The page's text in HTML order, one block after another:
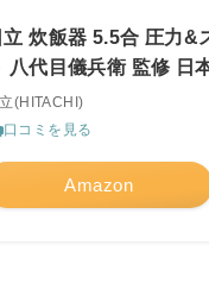
立 炊飯器 5.5合 圧力&
八代目儀兵衛 監修 日
(HITACHI)
口コミを見る
Amazon